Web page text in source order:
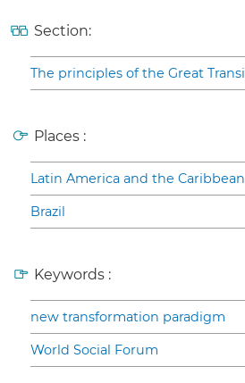
Section:
The principles of the Great
Places :
Latin America and the Caribbean
Brazil
Keywords :
new transformation paradigm
World Social Forum